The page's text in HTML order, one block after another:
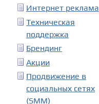
Интернет реклама
Техническая
поддержка
Брендинг
Акции
Продвижение в
социальных сетях
(SMM)